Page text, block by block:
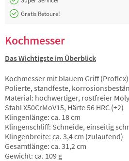
Gratis Retoure!
Kochmesser
Das Wichtigste im Überblick
Kochmesser mit blauem Griff (Proflex)
Polierte, standfeste,
Material: hochwertiger, rostfreier
Stahl X50CrMoV15, Härte 56 HRC (±2)
Klingenlänge: ca. 18 cm
Klingenschliff: Schneide, einseitig
Klingenbreite: ca. 3,4 cm (zulaufend)
Gesamtlänge: ca. 31,2 cm
Gewicht: ca. 109 g